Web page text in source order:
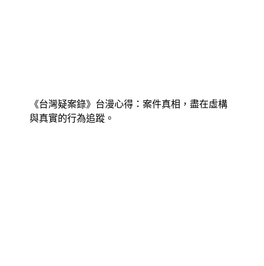
《台灣疑案錄》台漫心得：案件真相，盡在虛構
與真實的行為追蹤。